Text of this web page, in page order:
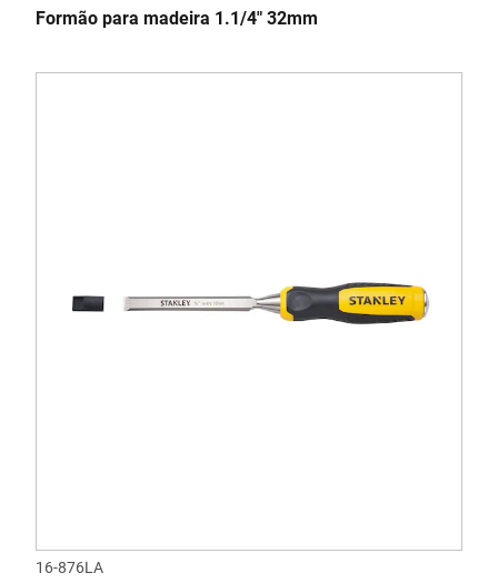
Formão para madeira 1.1/4" 32mm
16-876LA